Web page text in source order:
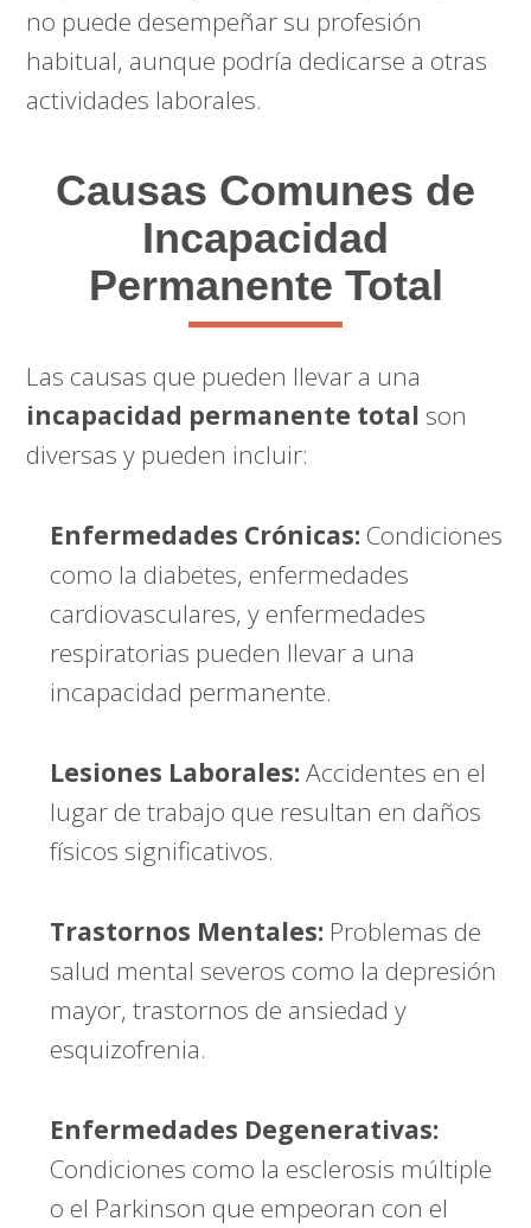
no puede desempeñar su profesión
habitual, aunque podría dedicarse a otras
actividades laborales.
Causas Comunes de
Incapacidad
Permanente Total
Las causas que pueden llevar a una
incapacidad permanente total son
diversas y pueden incluir:
Enfermedades Crónicas: Condiciones
como la diabetes, enfermedades
cardiovasculares, y enfermedades
respiratorias pueden llevar a una
incapacidad permanente.
Lesiones Laborales:Accidentes en el
lugar de trabajo que resultan en daños
físicos significativos.
Trastornos Mentales: Problemas de
salud mental severos como la depresión
mayor, trastornos de ansiedad y
esquizofrenia.
Enfermedades Degenerativas:
Condiciones como la esclerosis múltiple
o el Parkinson que empeoran con el